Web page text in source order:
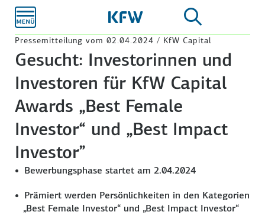
Hauptinhalt
Pressemitteilung vom 02.04.2024 / KfW Capital
Gesucht: Investorinnen und
Investoren für KfW Capital
Awards „Best Female
Investor“ und „Best Impact
Investor”
Bewerbungsphase startet am 2.04.2024
Prämiert werden Persönlichkeiten in den Kategorien
„Best Female Investor“ und „Best Impact Investor“